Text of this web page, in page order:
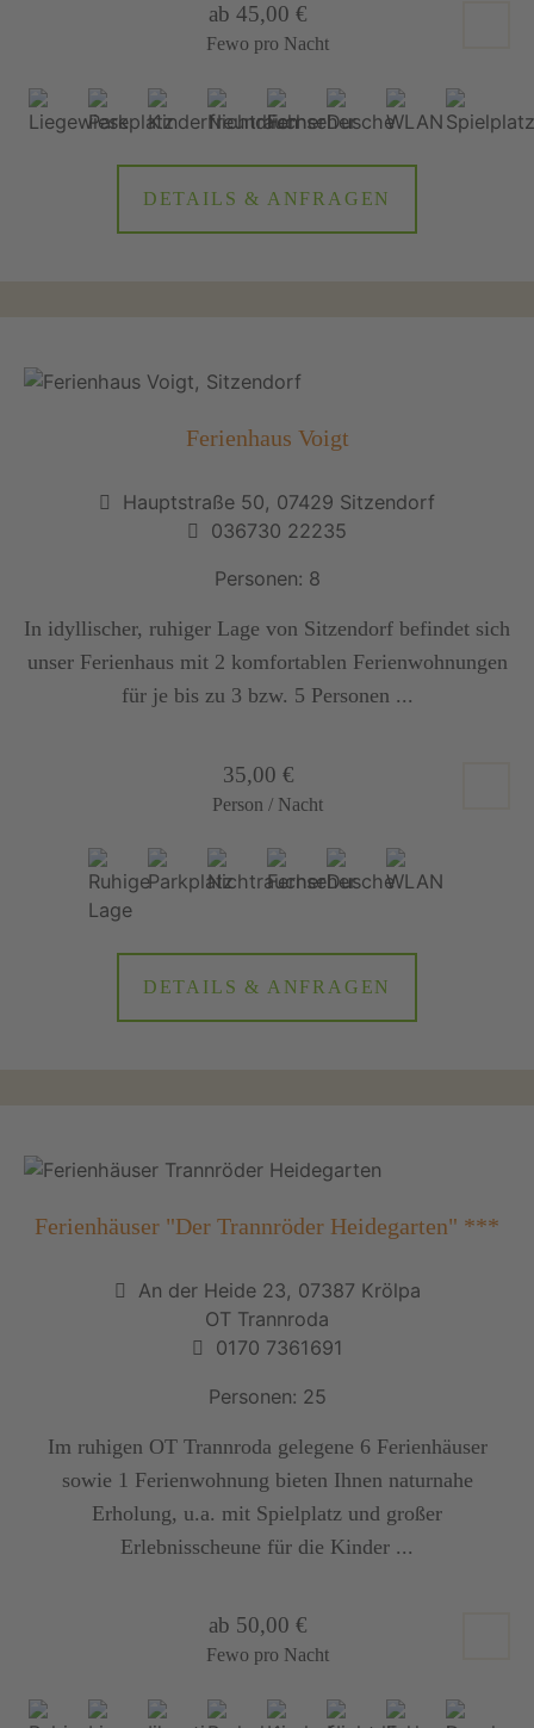
ab 45,00 €
Fewo pro Nacht
DETAILS & ANFRAGEN
Ferienhaus Voigt
Hauptstraße 50, 07429 Sitzendorf
036730 22235
Personen: 8
In idyllischer, ruhiger Lage von Sitzendorf befindet sich
unser Ferienhaus mit 2 komfortablen Ferienwohnungen
für je bis zu 3 bzw. 5 Personen ...
35,00 €
Person / Nacht
DETAILS & ANFRAGEN
Ferienhäuser "Der Trannröder Heidegarten" ***
An der Heide 23, 07387 Krölpa
OT Trannroda
0170 7361691
Personen: 25
Im ruhigen OT Trannroda gelegene 6 Ferienhäuser
sowie 1 Ferienwohnung bieten Ihnen naturnahe
Erholung, u.a. mit Spielplatz und großer
Erlebnisscheune für die Kinder ...
ab 50,00 €
Fewo pro Nacht